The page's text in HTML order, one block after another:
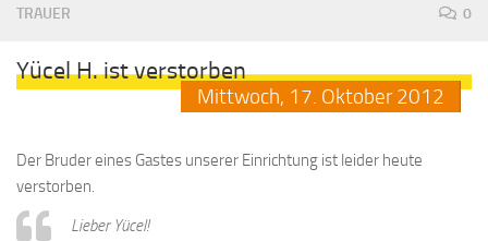
TRAUER 0
Yücel H. ist verstorben
Mittwoch, 17. Oktober 2012
Der Bruder eines Gastes unserer Einrichtung ist leider heute
verstorben.
Lieber Yücel!